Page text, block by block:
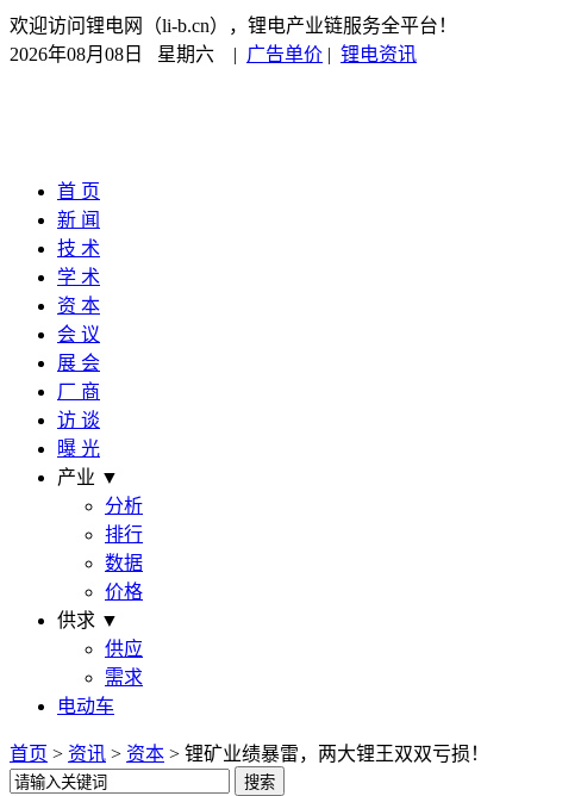
欢迎访问锂电网（li-b.cn），锂电产业链服务全平台！
2026年08月08日 星期六
| 广告单价 | 锂电资讯
首 页
新 闻
技 术
学 术
资 本
会 议
展 会
厂 商
访 谈
曝 光
产业 ▼
分析
排行
数据
价格
供求 ▼
供应
需求
电动车
首页 > 资讯 > 资本 > 锂矿业绩暴雷，两大锂王双双亏损！